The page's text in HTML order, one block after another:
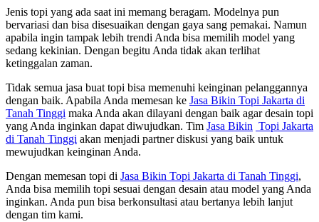
Jenis topi yang ada saat ini memang beragam. Modelnya pun
bervariasi dan bisa disesuaikan dengan gaya sang pemakai. Namun
apabila ingin tampak lebih trendi Anda bisa memilih model yang
sedang kekinian. Dengan begitu Anda tidak akan terlihat
ketinggalan zaman.
Tidak semua jasa buat topi bisa memenuhi keinginan pelanggannya
dengan baik. Apabila Anda memesan ke Jasa Bikin Topi Jakarta di
Tanah Tinggi maka Anda akan dilayani dengan baik agar desain topi
yang Anda inginkan dapat diwujudkan. Tim Jasa Bikin Topi Jakarta
di Tanah Tinggi akan menjadi partner diskusi yang baik untuk
mewujudkan keinginan Anda.
Dengan memesan topi di Jasa Bikin Topi Jakarta di Tanah Tinggi,
Anda bisa memilih topi sesuai dengan desain atau model yang Anda
inginkan. Anda pun bisa berkonsultasi atau bertanya lebih lanjut
dengan tim kami.